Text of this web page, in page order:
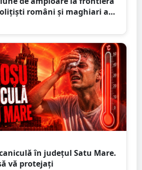
români și maghiari au
persoane
caniculă în județul Satu Mare.
vă protejați